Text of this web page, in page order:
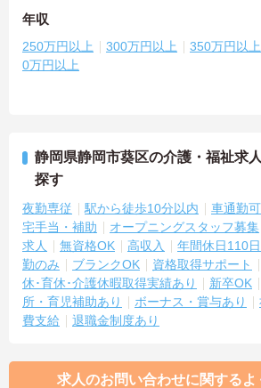
年収
250万円以上 300万円以上 350万円以上
0万円以上
静岡県静岡市葵区の介護・福祉求
探す
夜勤専従 駅から徒歩10分以内 車通勤可
宅手当・補助
オープニングスタッフ募集
求人
無資格OK 高収入 年間休日110
勤のみ
ブランクOK 資格取得サポート
休･育休･介護休暇取得実績あり
新卒OK
所・育児補助あり
ボーナス・賞与あり
費支給
退職金制度あり
求人のお問い合わせに関するよ